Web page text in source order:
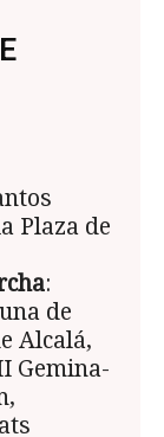
Plaza de
:
de
Alcalá,
Gemina-